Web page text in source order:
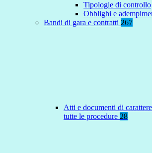
Tipologie di controllo
Obblighi e
Bandi di gara e contratti 267
Atti e documenti di
tutte le procedure 28